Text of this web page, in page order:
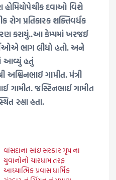
હોમિયોપેથીક દવાઓ વિશે
રોગ પ્રતિકારક શક્તિવર્ધક
કરાયું..આ કેમ્પમાં ખરજઈ
ભાગ લીધો હતો. અને
આવ્યું હતું
અશ્વિનભાઈ ગામીત. મંત્રી
ગામીત. જસ્ટિનભાઈ ગામીત
રહ્યા હતા.
વાંસદાના સાંઇ સરકાર ગૃપ ના
યુવાનોનો ચારધામ તરફ
આધ્યાત્મિક પ્રવાસ ધાર્મિક